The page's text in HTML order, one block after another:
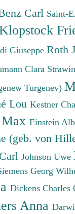
Carl Saint-
Giuseppe Roth
Clara
Turgenev)
Lou Kestner
Einstein
(geb. von
Johnson Uwe
Georg
Dickens Charles
Anna